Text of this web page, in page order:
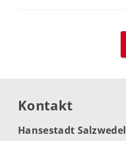
Kontakt
Hansestadt Salzwedel